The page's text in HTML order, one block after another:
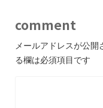
comment
メールアドレスが公開
る欄は必須項目です